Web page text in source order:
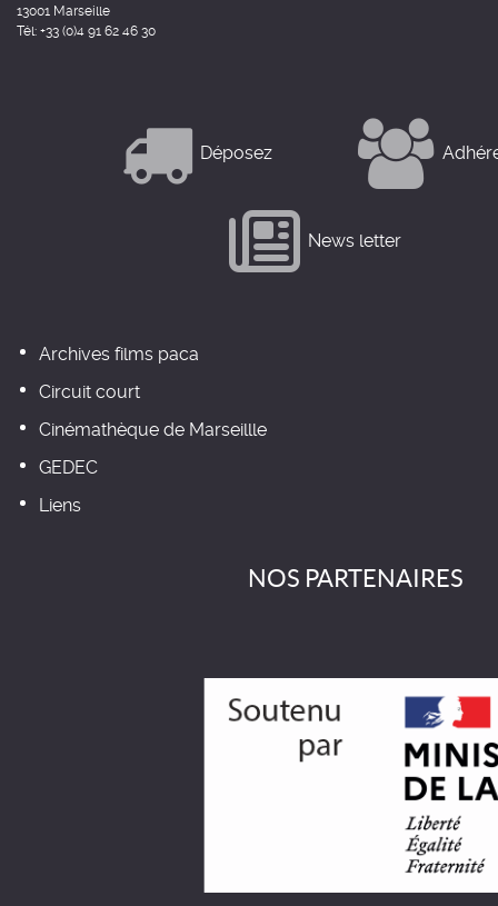
13001 Marseille
Tél: +33 (0)4 91 62 46 30
Déposez
News letter
Archives films paca
Circuit court
Cinémathèque de Marseillle
GEDEC
Liens
NOS PARTENAIRES